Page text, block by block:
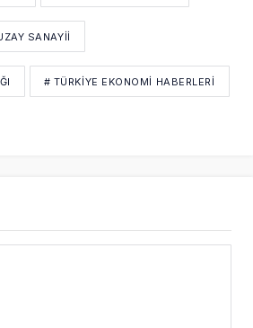
SANAYII
# TÜRKIYE EKONOMI HABERLERI